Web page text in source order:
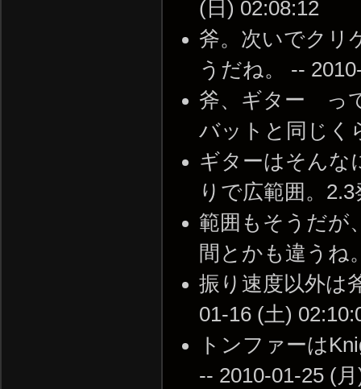
(日) 02:08:12
斧。次いでクリ
うだね。 --
斧、ギター っ
バットと同じく
ギターはそんな
りで広範囲。
範囲もそうだが
間とかも違うね
振り速度以外は
01-16 (土)
トンファーは
-- 2010-01-25 (